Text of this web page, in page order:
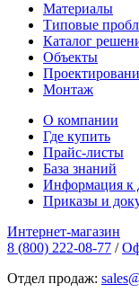
Материалы
Типовые
Каталог
Объекты
Монтаж
О компании
Где купить
Прайс-листы
База знаний
Информация к
Приказы и
Интернет-магазин
8 (800) 222-08-77 /
Отдел продаж: